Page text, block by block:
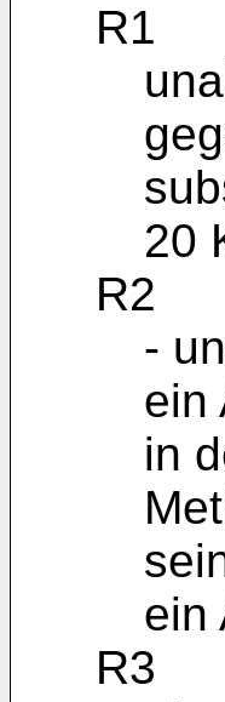
R1
20
R2
-
ein
in
ein
R3